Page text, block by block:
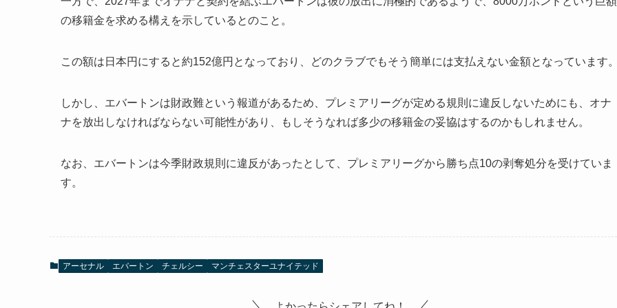
の移籍金を求める構えを示しているとのこと。
この額は日本円にすると約152億円となっており、どのクラブでもそう簡単には支払えない金額となっています
しかし、エバートンは財政難という報道があるため、プレミアリーグが定める規則に違反しないためにも、オナ
ナを放出しなければならない可能性があり、もしそうなれば多少の移籍金の妥協はするのかもしれません。
なお、エバートンは今季財政規則に違反があったとして、プレミアリーグから勝ち点10の剥奪処分を受けていま
す。
アーセナル エバートン チェルシー マンチェスターユナイテッド